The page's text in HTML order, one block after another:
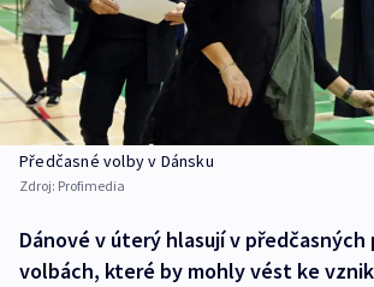
Předčasné volby v Dánsku
Zdroj: Profimedia
Dánové v úterý hlasují v
volbách, které by mohly vést ke